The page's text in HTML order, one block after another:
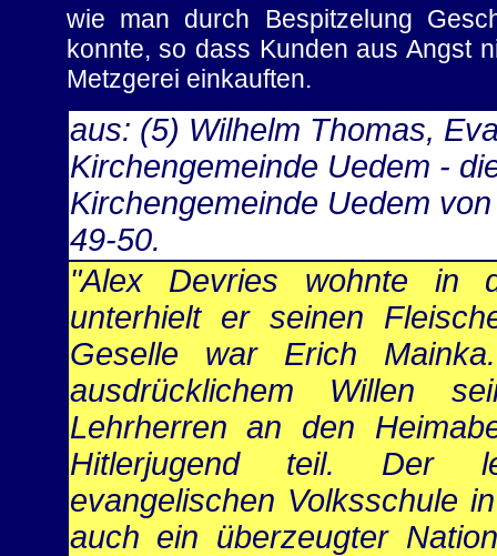
wie man durch Bespitzelung
konnte, so dass Kunden aus Angst
Metzgerei einkauften.
aus: (5) Wilhelm Thomas,
Kirchengemeinde Uedem -
Kirchengemeinde Uedem
49-50.
"Alex Devries wohnte in
unterhielt er seinen
Geselle war Erich
ausdrücklichem Willen
Lehrherren an den
Hitlerjugend teil. Der
evangelischen Volksschule
auch ein überzeugter